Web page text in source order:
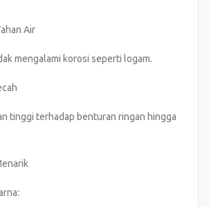
Air
mengalami korosi seperti logam.
tinggi terhadap benturan ringan hingga